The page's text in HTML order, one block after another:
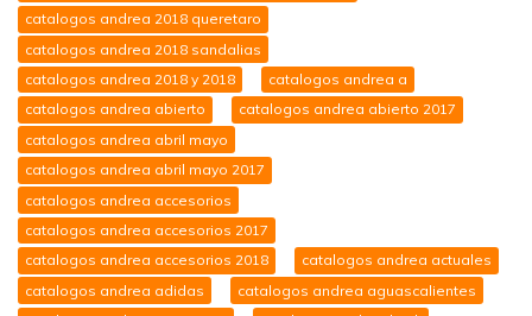
catalogos andrea 2018 queretaro
catalogos andrea 2018 sandalias
catalogos andrea 2018 y 2018
catalogos andrea a
catalogos andrea abierto
catalogos andrea abierto 2017
catalogos andrea abril mayo
catalogos andrea abril mayo 2017
catalogos andrea accesorios
catalogos andrea accesorios 2017
catalogos andrea accesorios 2018
catalogos andrea actuales
catalogos andrea adidas
catalogos andrea aguascalientes